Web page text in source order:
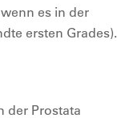
es in der
ersten Grades).
der Prostata